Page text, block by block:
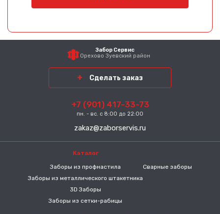
Забор Сервис
Орехово Зуевский район
Сделать заказ
+7 (901) 417-33-73
пн. - вс. с 8:00 до 22:00
zakaz@zaborservis.ru
Каталог
Заборы из профнастила
Заборы из металлического штакетника
3D Заборы
Заборы из сетки-рабицы
Сварные заборы